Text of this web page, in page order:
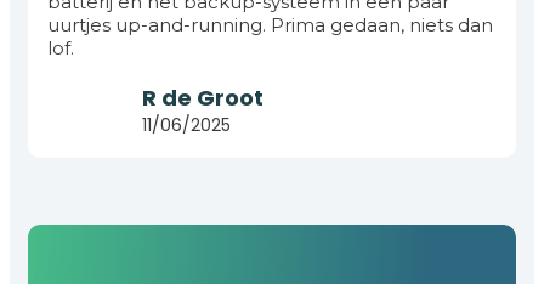
uurtjes up-and-running. Prima gedaan, niets dan
lof.
R de Groot
11/06/2025